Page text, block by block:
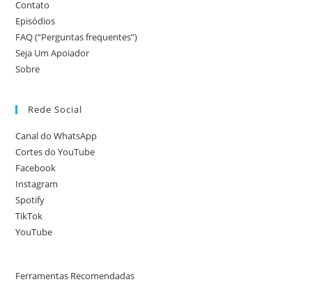
Contato
Episódios
FAQ (“Perguntas frequentes”)
Seja Um Apoiador
Sobre
Rede Social
Canal do WhatsApp
Cortes do YouTube
Facebook
Instagram
Spotify
TikTok
YouTube
Ferramentas Recomendadas